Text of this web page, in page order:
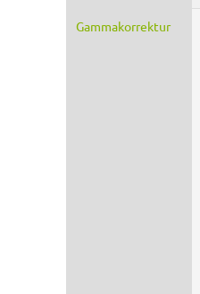
Gammakorrektur